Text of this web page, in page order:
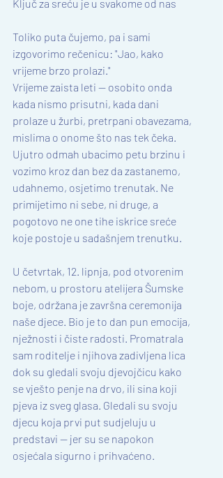
Ključ za sreću je u svakome od nas
Toliko puta čujemo, pa i sami
izgovorimo rečenicu: "Jao, kako
vrijeme brzo prolazi."
Vrijeme zaista leti — osobito onda
kada nismo prisutni, kada dani
prolaze u žurbi, pretrpani obavezama,
mislima o onome što nas tek čeka.
Ujutro odmah ubacimo petu brzinu i
vozimo kroz dan bez da zastanemo,
udahnemo, osjetimo trenutak. Ne
primijetimo ni sebe, ni druge, a
pogotovo ne one tihe iskrice sreće
koje postoje u sadašnjem trenutku.
U četvrtak, 12. lipnja, pod otvorenim
nebom, u prostoru atelijera Šumske
boje, održana je završna ceremonija
naše djece. Bio je to dan pun emocija,
nježnosti i čiste radosti. Promatrala
sam roditelje i njihova zadivljena lica
dok su gledali svoju djevojčicu kako
se vješto penje na drvo, ili sina koji
pjeva iz sveg glasa. Gledali su svoju
djecu koja prvi put sudjeluju u
predstavi — jer su se napokon
osjećala sigurno i prihvaćeno.